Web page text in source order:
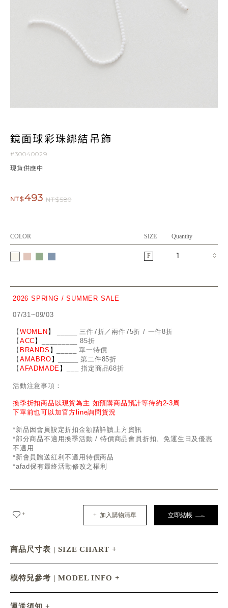
鏡面球彩珠綁結吊飾
#30040029
現貨供應中
NT$493 NT$580
COLOR SIZE Quantity
F
2026 SPRING / SUMMER SALE
07/31~09/03
【 WOMEN 】
___ 三件7折／兩件75折 / 一件8折
【 ACC 】
____ 85折
【 BRANDS 】
_ 單一特價
【 AMABRO 】
_ 第二件85折
【 AFADMADE 】 ___ 指定商品68折
活動注意事項：
換季折扣商品以現貨為主 如預購商品預計等待約2-3周
下單前也可以加官方line詢問貨況
*新品因會員設定折扣金額請詳讀上方資訊
*部分商品不適用換季活動 / 特價商品會員折扣、免運生日及優惠
不適用
*新會員贈送紅利不適用特價商品
*afad保有最終活動修改之權利
+ + 加入購物清單 立即結帳
商品尺寸表 | SIZE CHART
模特兒參考 | MODEL INFO